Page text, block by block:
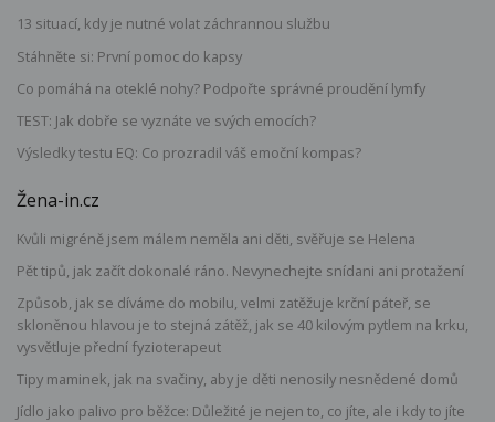
13 situací, kdy je nutné volat záchrannou službu
Stáhněte si: První pomoc do kapsy
Co pomáhá na oteklé nohy? Podpořte správné proudění lymfy
TEST: Jak dobře se vyznáte ve svých emocích?
Výsledky testu EQ: Co prozradil váš emoční kompas?
Žena-in.cz
Kvůli migréně jsem málem neměla ani děti, svěřuje se Helena
Pět tipů, jak začít dokonalé ráno. Nevynechejte snídani ani protažení
Způsob, jak se díváme do mobilu, velmi zatěžuje krční páteř, se
skloněnou hlavou je to stejná zátěž, jak se 40 kilovým pytlem na krku,
vysvětluje přední fyzioterapeut
Tipy maminek, jak na svačiny, aby je děti nenosily nesnědené domů
Jídlo jako palivo pro běžce: Důležité je nejen to, co jíte, ale i kdy to jíte